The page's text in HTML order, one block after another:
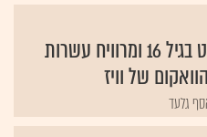
עשה אקזיט בגיל 16 ומרוויח עשרות
של וויז
גלעד